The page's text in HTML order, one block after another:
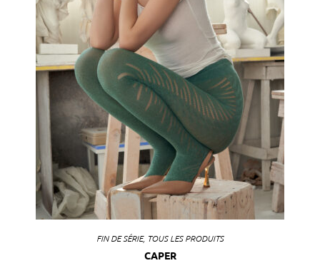
FIN DE SÉRIE, TOUS LES PRODUITS
CAPER